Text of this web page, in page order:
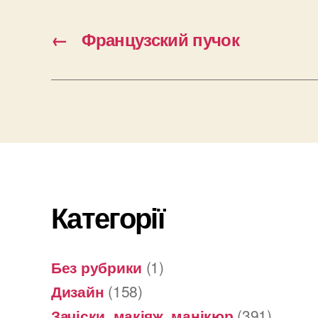
← Французский пучок
Категорії
Без рубрики (1)
Дизайн (158)